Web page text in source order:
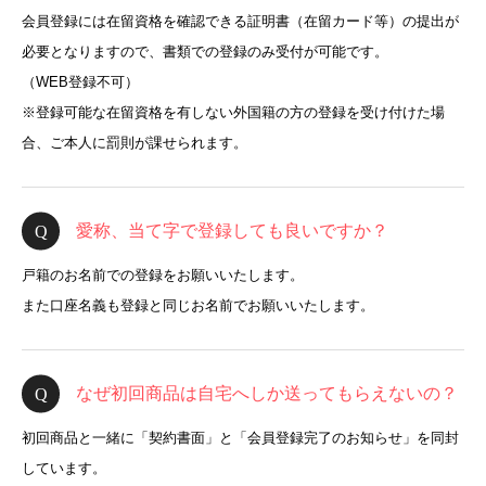
会員登録には在留資格を確認できる証明書（在留カード等）の提出が
必要となりますので、書類での登録のみ受付が可能です。
（WEB登録不可）
※登録可能な在留資格を有しない外国籍の方の登録を受け付けた場
合、ご本人に罰則が課せられます。
愛称、当て字で登録しても良いですか？
戸籍のお名前での登録をお願いいたします。
また口座名義も登録と同じお名前でお願いいたします。
なぜ初回商品は自宅へしか送ってもらえないの？
初回商品と一緒に「契約書面」と「会員登録完了のお知らせ」を同封
しています。